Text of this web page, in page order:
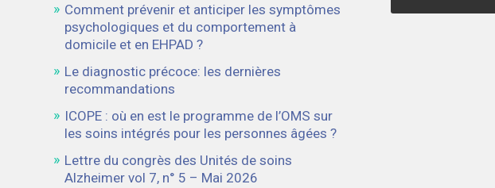
Comment prévenir et anticiper les symptômes
psychologiques et du comportement à
domicile et en EHPAD ?
Le diagnostic précoce: les dernières
recommandations
ICOPE : où en est le programme de l’OMS sur
les soins intégrés pour les personnes âgées ?
Lettre du congrès des Unités de soins
Alzheimer vol 7, n° 5 – Mai 2026